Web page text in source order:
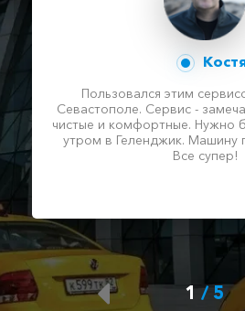
Пользовался этим
Севастополе. Сервис -
чистые и комфортные. Нужно
утром в Геленджик. Машину
Все супер!
1/ 5